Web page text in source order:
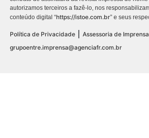
autorizamos terceiros a fazê-lo, nos
conteúdo digital “https://istoe.com.br” e seus
Política de Privacidade
Assessoria de
grupoentre.imprensa@agenciafr.com.br